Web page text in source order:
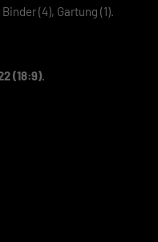
(4), Gartung (1).
(18:9).